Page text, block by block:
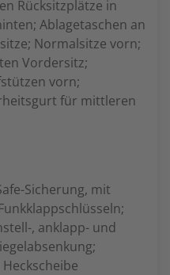
Rücksitzplätze in
Ablagetaschen an
Normalsitze vorn;
Vordersitz;
vorn;
für mittleren
Sicherung, mit
, anklapp- und